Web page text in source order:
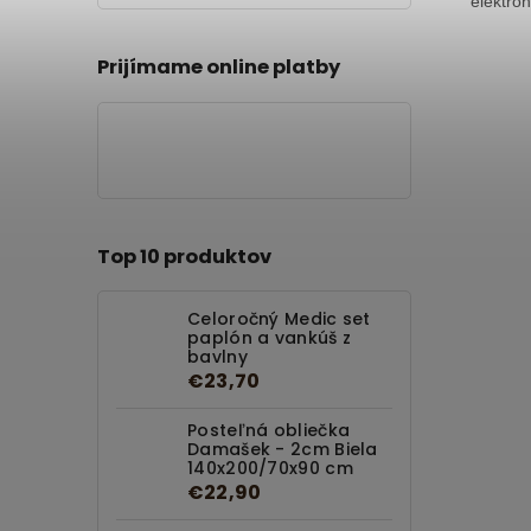
Prijímame online platby
Top 10 produktov
Celoročný Medic set
paplón a vankúš z
bavlny
€23,70
Posteľná obliečka
Damašek - 2cm Biela
140x200/70x90 cm
€22,90